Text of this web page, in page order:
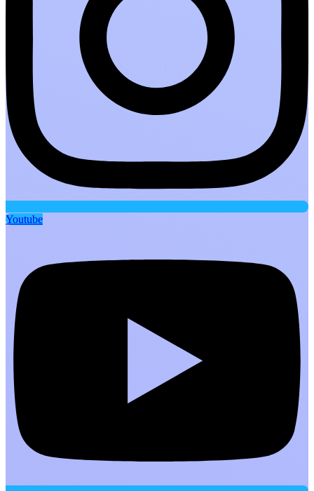
Youtube